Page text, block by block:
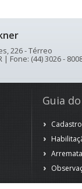
226 - Térreo
| Fone: (44) 3026 -
Guia